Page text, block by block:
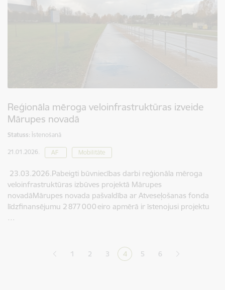
Reģionāla mēroga veloinfrastruktūras izveide
Mārupes novadā
Statuss: Īstenošanā
21.01.2026. AF Mobilitāte
23.03.2026.Pabeigti būvniecības darbi reģionāla mēroga
veloinfrastruktūras izbūves projektā Mārupes
novadāMārupes novada pašvaldība ar Atveseļošanas fonda
līdzfinansējumu 2 877 000 eiro apmērā ir īstenojusi projektu
…
Lapa
1 Lapa
2 Lapa
3 Pašreizējā lapa
4 Lapa
5 Lapa
6